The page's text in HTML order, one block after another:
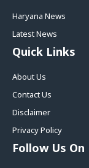
Haryana News
Latest News
Quick Links
About Us
Contact Us
Disclaimer
Privacy Policy
Follow Us On